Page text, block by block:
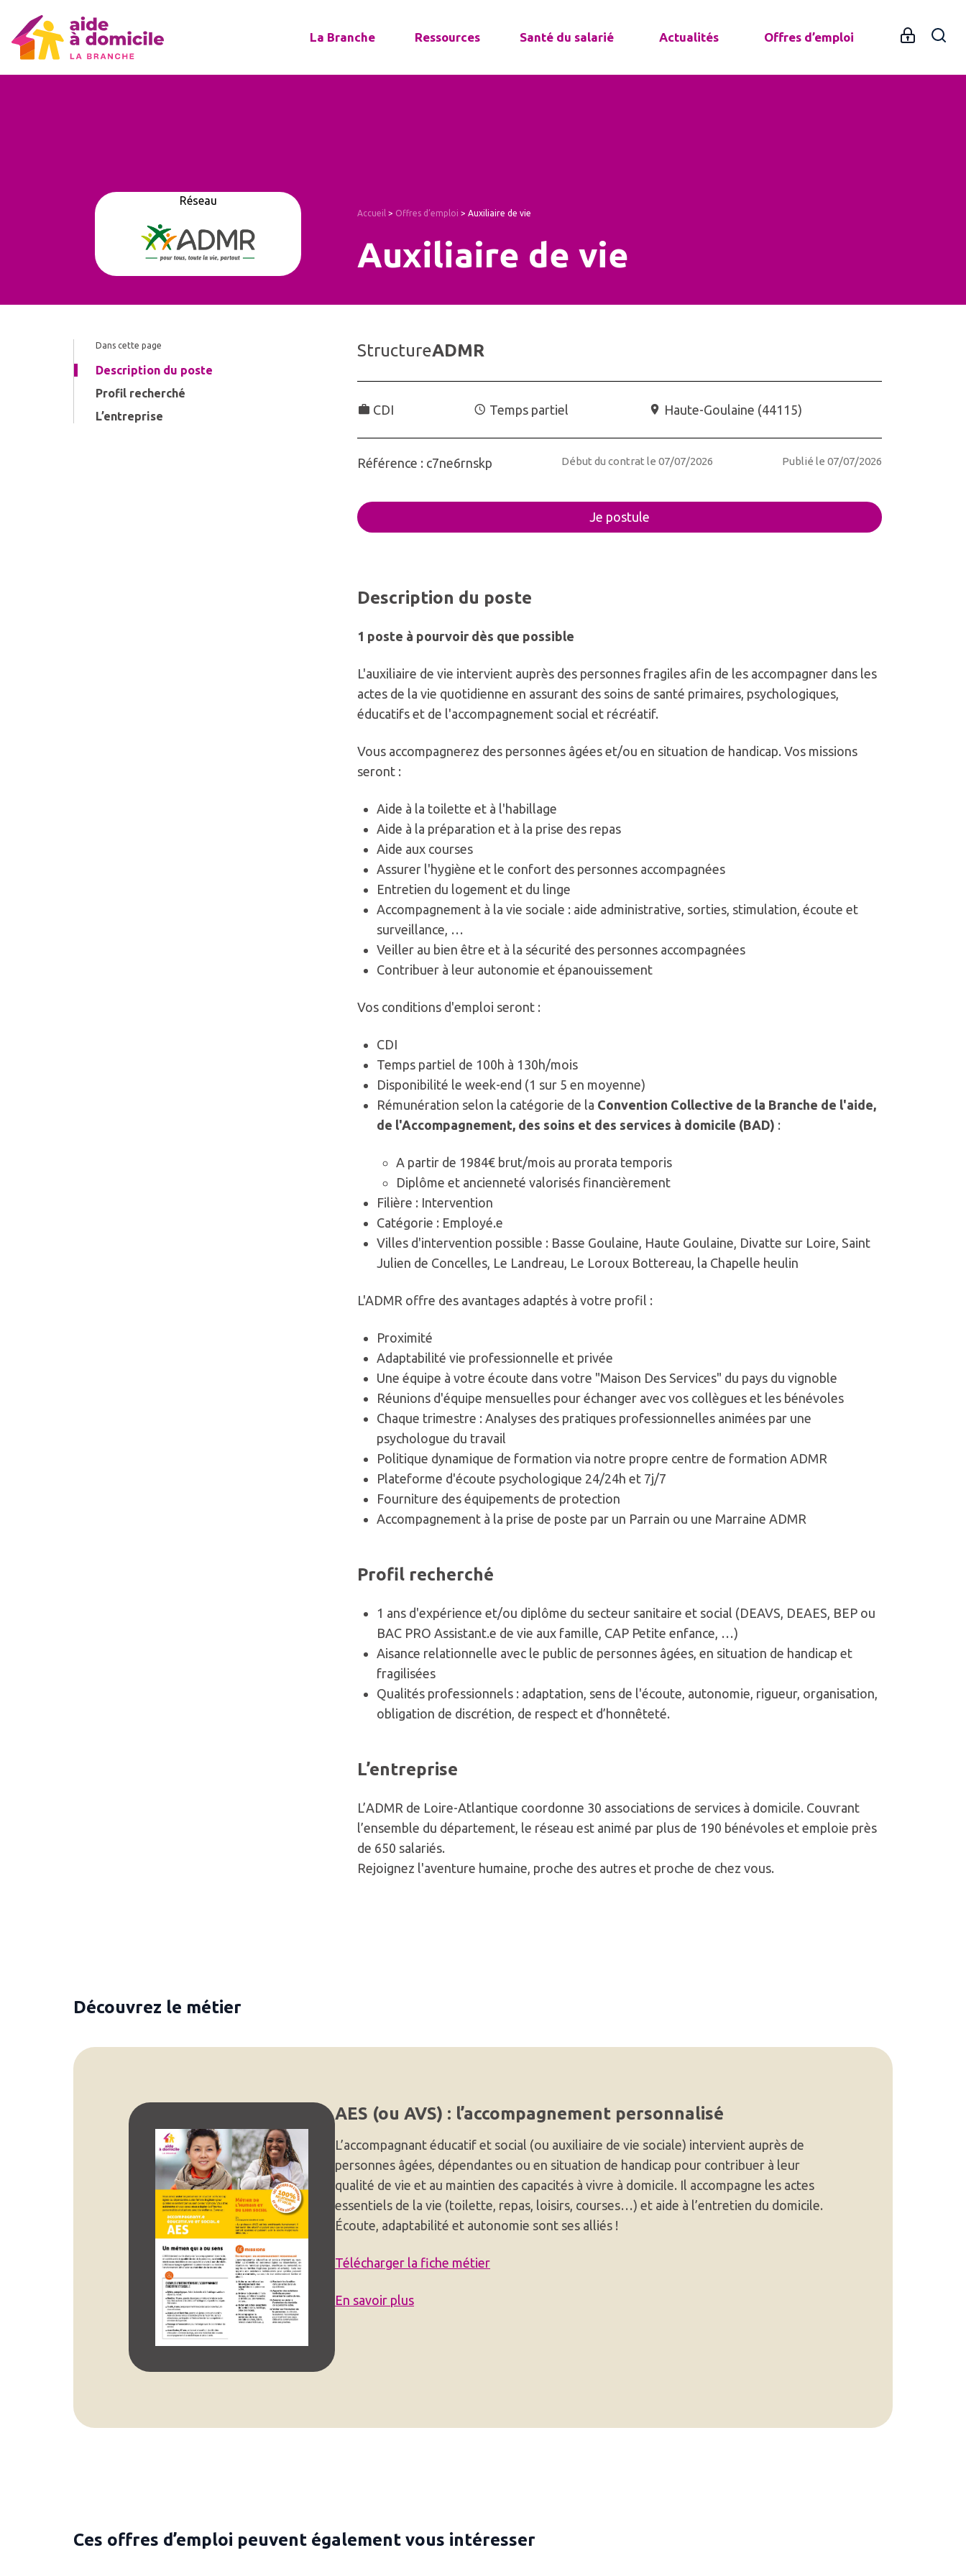
La Branche Ressources Santé du salarié Actualités Offres d’emploi
Réseau
Accueil > Offres d’emploi > Auxiliaire de vie
Auxiliaire de vie
Dans cette page
Description du poste
Profil recherché
L’entreprise
StructureADMR
CDI Temps partiel Haute-Goulaine (44115)
Référence : c7ne6rnskp Début du contrat le 07/07/2026 Publié le 07/07/2026
Je postule
Description du poste
1 poste à pourvoir dès que possible
L'auxiliaire de vie intervient auprès des personnes fragiles afin de les accompagner dans les
actes de la vie quotidienne en assurant des soins de santé primaires, psychologiques,
éducatifs et de l'accompagnement social et récréatif.
Vous accompagnerez des personnes âgées et/ou en situation de handicap. Vos missions
seront :
Aide à la toilette et à l'habillage
Aide à la préparation et à la prise des repas
Aide aux courses
Assurer l'hygiène et le confort des personnes accompagnées
Entretien du logement et du linge
Accompagnement à la vie sociale : aide administrative, sorties, stimulation, écoute et
surveillance, …
Veiller au bien être et à la sécurité des personnes accompagnées
Contribuer à leur autonomie et épanouissement
Vos conditions d'emploi seront :
CDI
Temps partiel de 100h à 130h/mois
Disponibilité le week-end (1 sur 5 en moyenne)
Rémunération selon la catégorie de la Convention Collective de la Branche de l'aide,
de l'Accompagnement, des soins et des services à domicile (BAD) :
A partir de 1984€ brut/mois au prorata temporis
Diplôme et ancienneté valorisés financièrement
Filière : Intervention
Catégorie : Employé.e
Villes d'intervention possible : Basse Goulaine, Haute Goulaine, Divatte sur Loire, Saint
Julien de Concelles, Le Landreau, Le Loroux Bottereau, la Chapelle heulin
L'ADMR offre des avantages adaptés à votre profil :
Proximité
Adaptabilité vie professionnelle et privée
Une équipe à votre écoute dans votre "Maison Des Services" du pays du vignoble
Réunions d'équipe mensuelles pour échanger avec vos collègues et les bénévoles
Chaque trimestre : Analyses des pratiques professionnelles animées par une
psychologue du travail
Politique dynamique de formation via notre propre centre de formation ADMR
Plateforme d'écoute psychologique 24/24h et 7j/7
Fourniture des équipements de protection
Accompagnement à la prise de poste par un Parrain ou une Marraine ADMR
Profil recherché
1 ans d'expérience et/ou diplôme du secteur sanitaire et social (DEAVS, DEAES, BEP ou
BAC PRO Assistant.e de vie aux famille, CAP Petite enfance, …)
Aisance relationnelle avec le public de personnes âgées, en situation de handicap et
fragilisées
Qualités professionnels : adaptation, sens de l'écoute, autonomie, rigueur, organisation,
obligation de discrétion, de respect et d’honnêteté.
L’entreprise
L’ADMR de Loire-Atlantique coordonne 30 associations de services à domicile. Couvrant
l’ensemble du département, le réseau est animé par plus de 190 bénévoles et emploie près
de 650 salariés.
Rejoignez l'aventure humaine, proche des autres et proche de chez vous.
Découvrez le métier
AES (ou AVS) : l’accompagnement personnalisé
L’accompagnant éducatif et social (ou auxiliaire de vie sociale) intervient auprès de
personnes âgées, dépendantes ou en situation de handicap pour contribuer à leur
qualité de vie et au maintien des capacités à vivre à domicile. Il accompagne les actes
essentiels de la vie (toilette, repas, loisirs, courses…) et aide à l’entretien du domicile.
Écoute, adaptabilité et autonomie sont ses alliés !
Télécharger la fiche métier
En savoir plus
Ces offres d’emploi peuvent également vous intéresser